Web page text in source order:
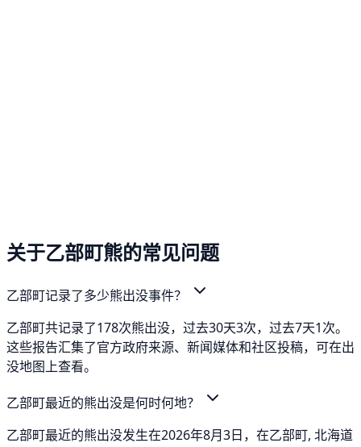
关于乙部町熊的常见问题
乙部町记录了多少熊出没事件？
乙部町共记录了178次熊出没，过去30天3次，过去7天1次。
这些报告汇集了官方政府来源、新闻媒体和社区投稿，可在出
没地图上查看。
乙部町最近的熊出没是何时何地？
乙部町最近的熊出没发生在2026年8月3日，在乙部町, 北海道